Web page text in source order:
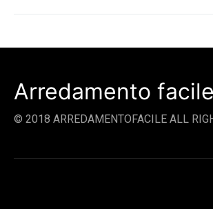
Arredamento facile
© 2018 ARREDAMENTOFACILE ALL